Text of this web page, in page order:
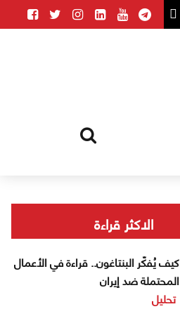
الاكثر قراءة
كيف يُفكّر البنتاغون.. قراءة في الأعمال
المحتملة ضد إيران
تحليل